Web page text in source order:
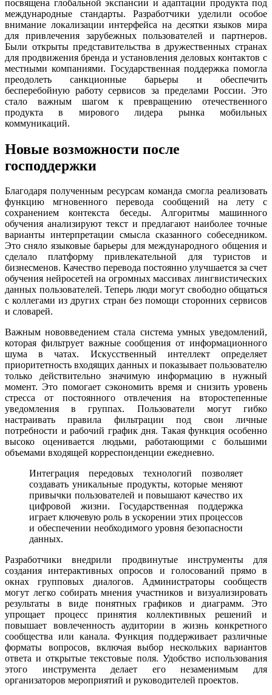
посвящена глобальной экспансии и адаптации продукта под
международные стандарты. Разработчики уделили особое
внимание локализации интерфейса на десятки языков мира
для привлечения зарубежных пользователей и партнеров.
Были открыты представительства в дружественных странах
для продвижения бренда и установления деловых контактов с
местными компаниями. Государственная поддержка помогла
преодолеть санкционные барьеры и обеспечить
бесперебойную работу сервисов за пределами России. Это
стало важным шагом к превращению отечественного
продукта в мирового лидера рынка мобильных
коммуникаций.
Новые возможности после
господдержки
Благодаря полученным ресурсам команда смогла реализовать
функцию мгновенного перевода сообщений на лету с
сохранением контекста беседы. Алгоритмы машинного
обучения анализируют текст и предлагают наиболее точные
варианты интерпретации смысла сказанного собеседником.
Это сняло языковые барьеры для международного общения и
сделало платформу привлекательной для туристов и
бизнесменов. Качество перевода постоянно улучшается за счет
обучения нейросетей на огромных массивах лингвистических
данных пользователей. Теперь люди могут свободно общаться
с коллегами из других стран без помощи сторонних сервисов
и словарей.
Важным нововведением стала система умных уведомлений,
которая фильтрует важные сообщения от информационного
шума в чатах. Искусственный интеллект определяет
приоритетность входящих данных и показывает пользователю
только действительно значимую информацию в нужный
момент. Это помогает сэкономить время и снизить уровень
стресса от постоянного отвлечения на второстепенные
уведомления в группах. Пользователи могут гибко
настраивать правила фильтрации под свои личные
потребности и рабочий график дня. Такая функция особенно
высоко оценивается людьми, работающими с большими
объемами входящей корреспонденции ежедневно.
Интеграция передовых технологий позволяет
создавать уникальные продукты, которые меняют
привычки пользователей и повышают качество их
цифровой жизни. Государственная поддержка
играет ключевую роль в ускорении этих процессов
и обеспечении необходимого уровня безопасности
данных.
Разработчики внедрили продвинутые инструменты для
создания интерактивных опросов и голосований прямо в
окнах групповых диалогов. Администраторы сообществ
могут легко собирать мнения участников и визуализировать
результаты в виде понятных графиков и диаграмм. Это
упрощает процесс принятия коллективных решений и
повышает вовлеченность аудитории в жизнь конкретного
сообщества или канала. Функция поддерживает различные
форматы вопросов, включая выбор нескольких вариантов
ответа и открытые текстовые поля. Удобство использования
этого инструмента делает его незаменимым для
организаторов мероприятий и руководителей проектов.